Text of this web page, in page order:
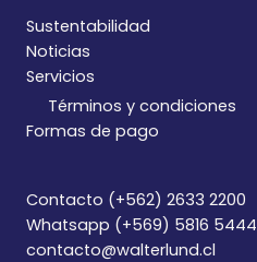
Sustentabilidad
Noticias
Servicios
Términos y condiciones
Formas de pago
Contacto (+562) 2633 2200
Whatsapp (+569) 5816 5444
contacto@walterlund.cl